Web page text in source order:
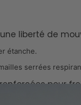
liberté de
étanche.
serrées
pour